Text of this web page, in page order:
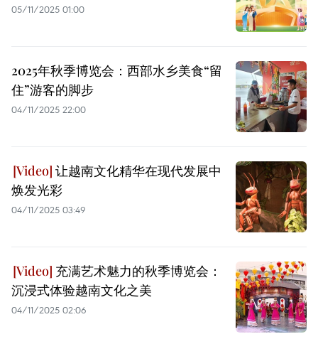
05/11/2025 01:00
2025年秋季博览会：西部水乡美食“留
住”游客的脚步
04/11/2025 22:00
让越南文化精华在现代发展中
焕发光彩
04/11/2025 03:49
充满艺术魅力的秋季博览会：
沉浸式体验越南文化之美
04/11/2025 02:06